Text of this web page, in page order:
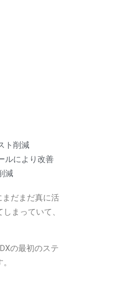
ト削減​
ルにより改善​
減
だまだ真に活
まっていて、
の最初のステ